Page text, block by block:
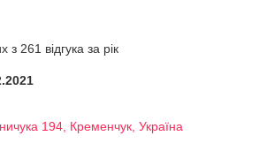
з 261 відгука за рік
194, Кременчук, Україна